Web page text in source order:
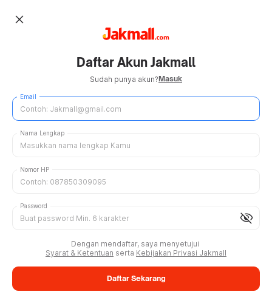
close
Daftar Akun Jakmall
Sudah punya akun?Masuk
Email
Nama Lengkap
Nomor HP
visibility_off
Password
Dengan mendaftar, saya menyetujui
Syarat & Ketentuan serta Kebijakan Privasi Jakmall
Daftar Sekarang